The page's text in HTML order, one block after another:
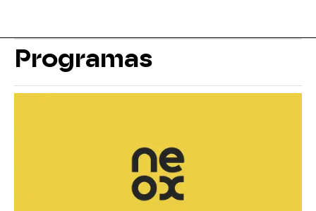
Programas